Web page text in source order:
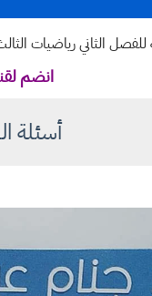
الثاني رياضيات
انضم
أسئلة